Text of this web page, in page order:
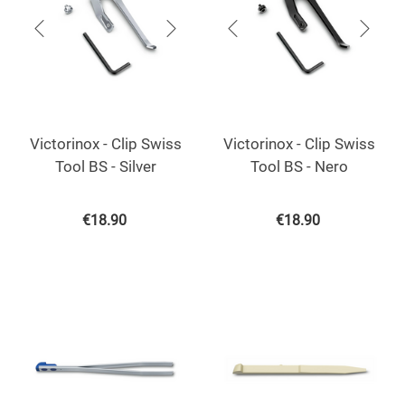
Victorinox - Clip Swiss
Tool BS - Silver
€18.90
Victorinox - Clip Swiss
Tool BS - Nero
€18.90